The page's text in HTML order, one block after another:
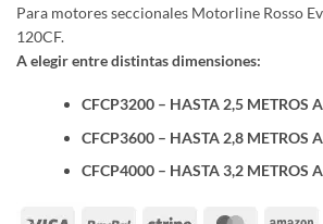
Para motores seccionales Motorline Rosso
120CF.
A elegir entre distintas dimensiones:
CFCP3200 – HASTA 2,5 METROS
CFCP3600 – HASTA 2,8 METROS
CFCP4000 – HASTA 3,2 METROS